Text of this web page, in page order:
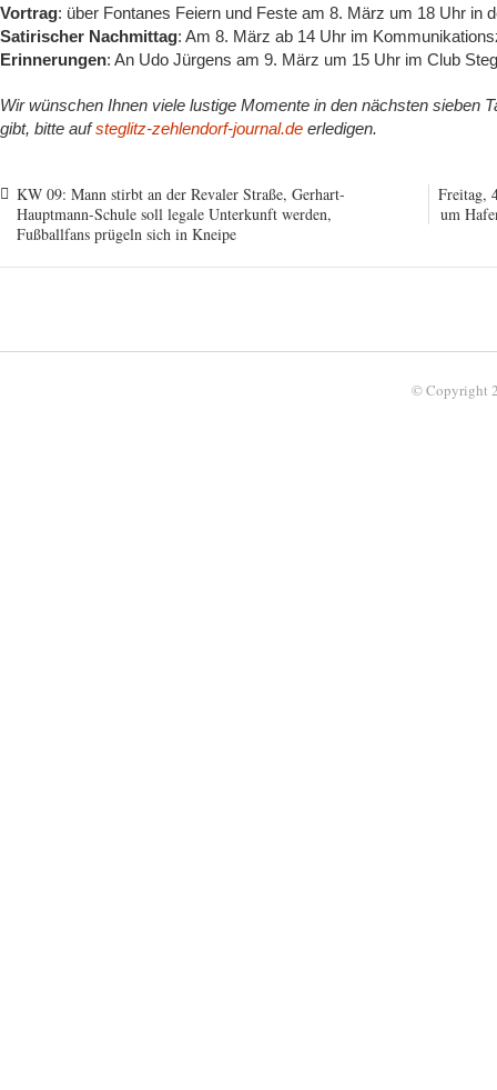
Vortrag: über Fontanes Feiern und Feste am 8. März um 18 Uhr in
Satirischer Nachmittag: Am 8. März ab 14 Uhr im
Erinnerungen: An Udo Jürgens am 9. März um 15 Uhr im Club
Wir wünschen Ihnen viele lustige Momente in den nächsten sieben
gibt, bitte aufsteglitz-zehlendorf-journal.de erledigen.
KW 09: Mann stirbt an der Revaler Straße, Gerhart-
Hauptmann-Schule soll legale Unterkunft werden,
Fußballfans prügeln sich in Kneipe
Freitag,
um
© Copyright